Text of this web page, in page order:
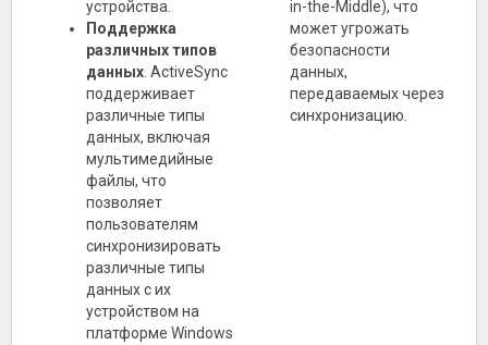
устройства.
Поддержка
различных типов
данных . ActiveSync
поддерживает
различные типы
данных, включая
мультимедийные
файлы, что
позволяет
пользователям
синхронизировать
различные типы
данных с их
устройством на
платформе Windows
in-the-Middle), что
может угрожать
безопасности
данных,
передаваемых через
синхронизацию.